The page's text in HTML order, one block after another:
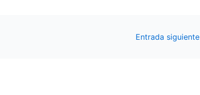
Entrada siguiente